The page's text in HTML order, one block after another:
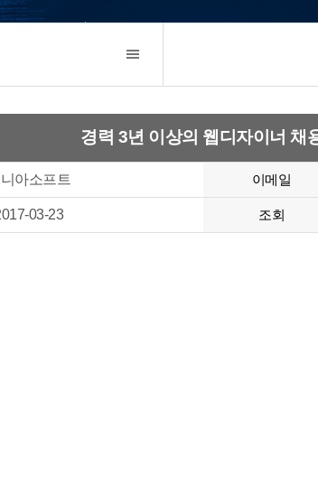
경력 3년 이상의 웹디자이너 채
아소프트 이메일
03-23 조회